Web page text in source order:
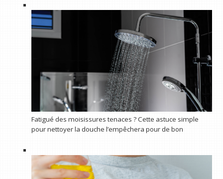
Fatigué des moisissures tenaces ? Cette astuce simple
pour nettoyer la douche l’empêchera pour de bon